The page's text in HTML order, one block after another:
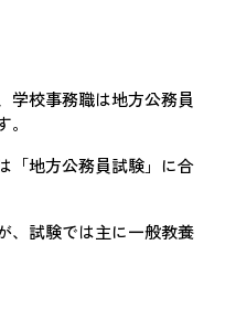
学校事務職は地方公務員
「地方公務員試験」に合
、試験では主に一般教養